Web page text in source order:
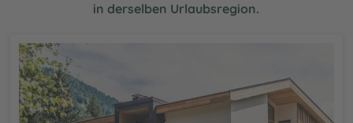
in derselben Urlaubsregion.